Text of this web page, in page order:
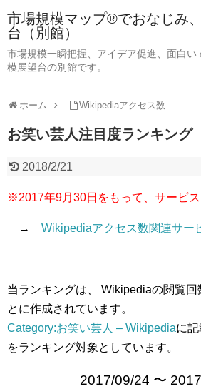
市場規模マップ®でおなじみ
台（別館）
市場規模一瞬把握、アイデア促進、面白い
模展望台の別館です。
ホーム Wikipediaアクセス数
お笑い芸人注目度ランキング
2018/2/21
※2017年9月30日をもって、サービス
→ Wikipediaアクセス数関連サー
当ランキングは、 Wikipediaの閲覧回
とに作成されています。
Category:お笑い芸人 – Wikipediaに
をランキング対象としています。
2017/09/24 〜